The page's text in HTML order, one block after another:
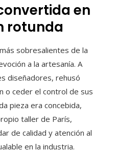
en
rotunda
sobresalientes de la
a la artesanía. A
diseñadores, rehusó
o ceder el control de sus
pieza era concebida,
taller de París,
de calidad y atención al
en la industria.